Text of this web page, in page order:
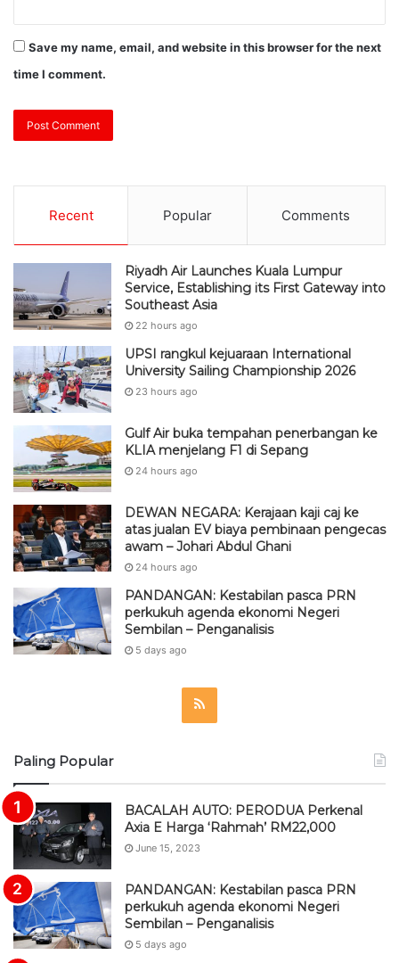
Save my name, email, and website in this browser for the next
time I comment.
Recent Popular Comments
Riyadh Air Launches Kuala Lumpur
Service, Establishing its First Gateway into
Southeast Asia
22 hours ago
UPSI rangkul kejuaraan International
University Sailing Championship 2026
23 hours ago
Gulf Air buka tempahan penerbangan ke
KLIA menjelang F1 di Sepang
24 hours ago
DEWAN NEGARA: Kerajaan kaji caj ke
atas jualan EV biaya pembinaan pengecas
awam – Johari Abdul Ghani
24 hours ago
PANDANGAN: Kestabilan pasca PRN
perkukuh agenda ekonomi Negeri
Sembilan – Penganalisis
5 days ago
Paling Popular
BACALAH AUTO: PERODUA Perkenal
Axia E Harga ‘Rahmah’ RM22,000
June 15, 2023
PANDANGAN: Kestabilan pasca PRN
perkukuh agenda ekonomi Negeri
Sembilan – Penganalisis
5 days ago